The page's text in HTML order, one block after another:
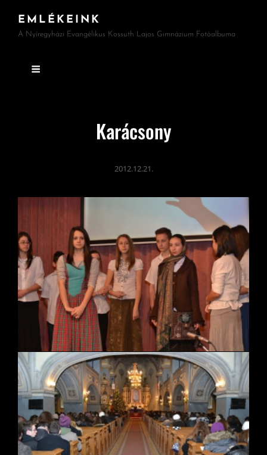
EMLÉKEINK
A Nyíregyházi Evangélikus Kossuth Lajos Gimnázium Fotóalbuma
Karácsony
2012.12.21.